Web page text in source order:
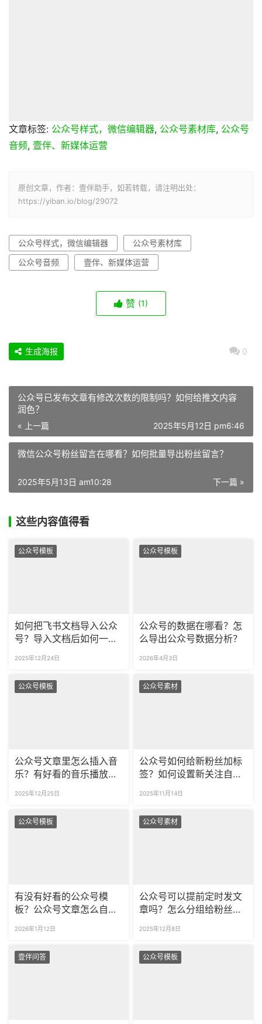
文章标签: 公众号样式，微信编辑器, 公众号素材库, 公众号
音频, 壹伴、新媒体运营
原创文章，作者：壹伴助手，如若转载，请注明出处：
https://yiban.io/blog/29072
公众号样式，微信编辑器
公众号素材库
公众号音频
壹伴、新媒体运营
赞 (1)
0
生成海报
公众号已发布文章有修改次数的限制吗？如何给推文内容
润色？
« 上一篇 2025年5月12日 pm6:46
微信公众号粉丝留言在哪看？如何批量导出粉丝留言？
下一篇 »
2025年5月13日 am10:28
这些内容值得看
公众号模板
如何把飞书文档导入公众
号？导入文档后如何一键
2025年12月24日
公众号模板
公众号的数据在哪看？怎
么导出公众号数据分析？
2026年4月3日
公众号模板
公众号文章里怎么插入音
乐？有好看的音乐播放器
2025年12月25日
公众号素材
公众号如何给新粉丝加标
签？如何设置新关注自动
2025年11月14日
公众号模板
有没有好看的公众号模
板？公众号文章怎么自动
2026年1月12日
公众号素材
公众号可以提前定时发文
章吗？怎么分组给粉丝推
2025年12月8日
壹伴问答 公众号模板